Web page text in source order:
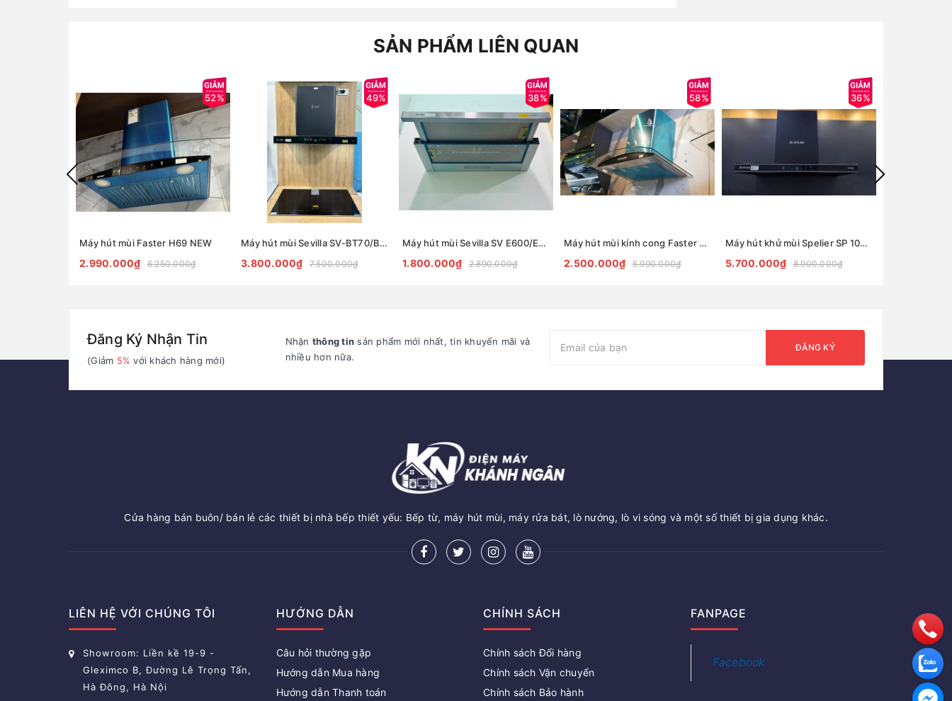
SẢN PHẨM LIÊN QUAN
52%
Máy hút mùi Faster H69 NEW
2.990.000₫ 6.250.000₫
49%
Máy hút mùi Sevilla SV-BT70/BT90
3.800.000₫ 7.500.000₫
38%
Máy hút mùi Sevilla SV E600/E700
1.800.000₫ 2.890.000₫
58%
Máy hút mùi kính cong Faster FS H88 Plus
2.500.000₫ 5.990.000₫
36%
Máy hút khử mùi Spelier SP 109MC
5.700.000₫ 8.900.000₫
Đăng Ký Nhận Tin
(Giảm 5% với khách hàng mới)
Nhận thông tin sản phẩm mới nhất, tin khuyến mãi và
nhiều hơn nữa.
ĐĂNG KÝ
Cửa hàng bán buôn/ bán lẻ các thiết bị nhà bếp thiết yếu: Bếp từ, máy hút mùi, máy rửa bát, lò nướng, lò vi sóng và một số thiết bị gia dụng khác.
LIÊN HỆ VỚI CHÚNG TÔI
Showroom: Liền kề 19-9 -
Gleximco B, Đường Lê Trọng Tấn,
Hà Đông, Hà Nội
HƯỚNG DẪN
Câu hỏi thường gặp
Hướng dẫn Mua hàng
Hướng dẫn Thanh toán
CHÍNH SÁCH
Chính sách Đổi hàng
Chính sách Vận chuyển
Chính sách Bảo hành
FANPAGE
Facebook